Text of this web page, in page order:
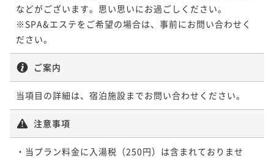
などがございます。思い思いにお過ごしください。
※SPA&エステをご希望の場合は、事前にお問い合わせく
ださい。
ご案内
当項目の詳細は、宿泊施設までお問い合わせください。
注意事項
・当プラン料金に入湯税（250円）は含まれておりませ